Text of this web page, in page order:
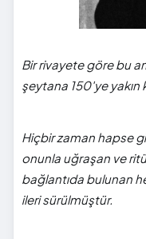
Bir rivayete göre bu
şeytana 150'ye yakın
Hiçbir zaman hapse
onunla uğraşan ve
bağlantıda bulunan
ileri sürülmüştür.